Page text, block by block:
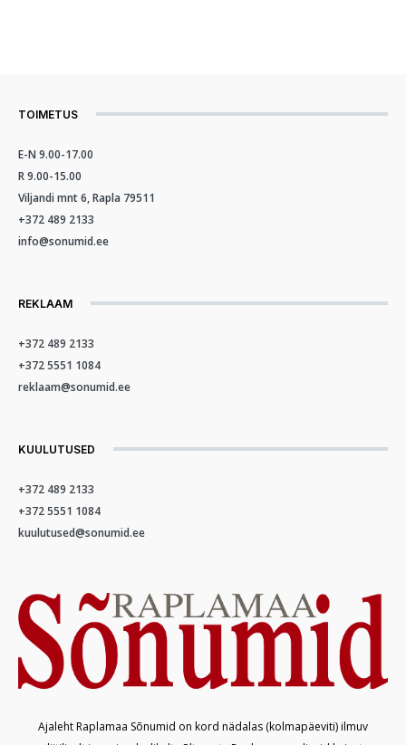
TOIMETUS
E-N 9.00-17.00
R 9.00-15.00
Viljandi mnt 6, Rapla 79511
+372 489 2133
info@sonumid.ee
REKLAAM
+372 489 2133
+372 5551 1084
reklaam@sonumid.ee
KUULUTUSED
+372 489 2133
+372 5551 1084
kuulutused@sonumid.ee
Ajaleht Raplamaa Sõnumid on kord nädalas (kolmapäeviti) ilmuv